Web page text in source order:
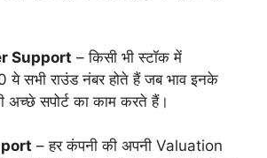
Support – किसी भी स्टॉक में
सभी राउंड नंबर होते हैं जब भाव इनके
अच्छे सपोर्ट का काम करते हैं।
– हर कंपनी की अपनी Valuation